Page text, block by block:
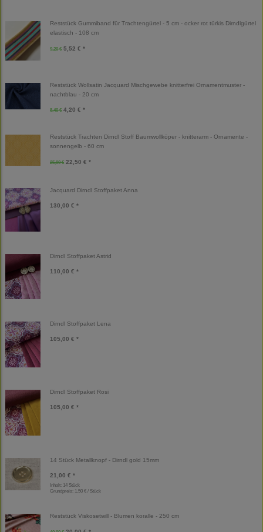
Reststück Gummiband für Trachtengürtel - 5 cm - ocker rot türkis Dirndlgürtel
elastisch - 108 cm
9,20 € 5,52 € *
Reststück Wollsatin Jacquard Mischgewebe knitterfrei Ornamentmuster -
nachtblau - 20 cm
8,40 € 4,20 € *
Reststück Trachten Dirndl Stoff Baumwollköper - knitterarm - Ornamente -
sonnengelb - 60 cm
25,00 € 22,50 € *
Jacquard Dirndl Stoffpaket Anna
130,00 € *
Dirndl Stoffpaket Astrid
110,00 € *
Dirndl Stoffpaket Lena
105,00 € *
Dirndl Stoffpaket Rosi
105,00 € *
14 Stück Metallknopf - Dirndl gold 15mm
21,00 € *
Inhalt: 14 Stück
Grundpreis: 1,50 € / Stück
Reststück Viskosetwill - Blumen koralle - 250 cm